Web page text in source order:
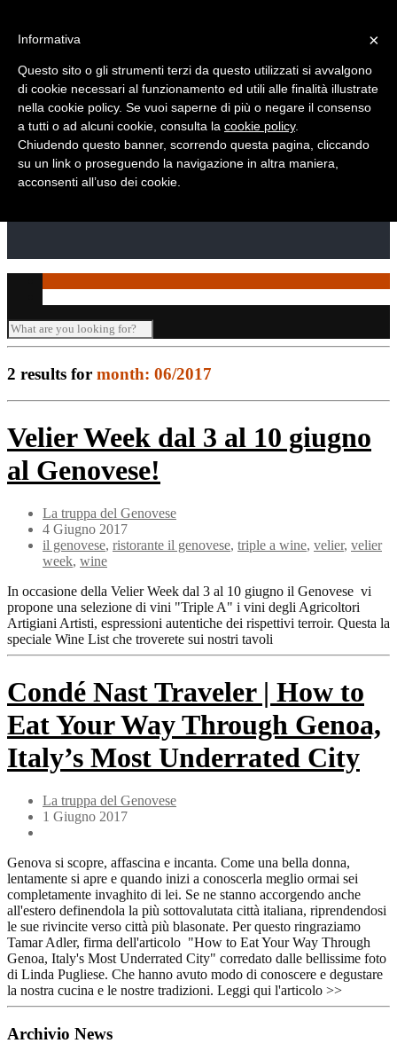
2 results for month: 06/2017
Velier Week dal 3 al 10 giugno
al Genovese!
La truppa del Genovese
4 Giugno 2017
il genovese, ristorante il genovese, triple a wine, velier, velier
week, wine
In occasione della Velier Week dal 3 al 10 giugno il Genovese vi
propone una selezione di vini "Triple A" i vini degli Agricoltori
Artigiani Artisti, espressioni autentiche dei rispettivi terroir. Questa la
speciale Wine List che troverete sui nostri tavoli
Condé Nast Traveler | How to
Eat Your Way Through Genoa,
Italy’s Most Underrated City
La truppa del Genovese
1 Giugno 2017
Genova si scopre, affascina e incanta. Come una bella donna,
lentamente si apre e quando inizi a conoscerla meglio ormai sei
completamente invaghito di lei. Se ne stanno accorgendo anche
all'estero definendola la più sottovalutata città italiana, riprendendosi
le sue rivincite verso città più blasonate. Per questo ringraziamo
Tamar Adler, firma dell'articolo "How to Eat Your Way Through
Genoa, Italy's Most Underrated City" corredato dalle bellissime foto
di Linda Pugliese. Che hanno avuto modo di conoscere e degustare
la nostra cucina e le nostre tradizioni. Leggi qui l'articolo >>
Archivio News
×
Informativa
Questo sito o gli strumenti terzi da questo utilizzati si avvalgono
di cookie necessari al funzionamento ed utili alle finalità illustrate
nella cookie policy. Se vuoi saperne di più o negare il consenso
a tutti o ad alcuni cookie, consulta la cookie policy.
Chiudendo questo banner, scorrendo questa pagina, cliccando
su un link o proseguendo la navigazione in altra maniera,
acconsenti all’uso dei cookie.